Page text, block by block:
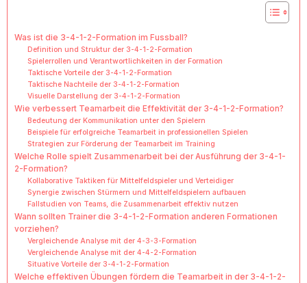
Was ist die 3-4-1-2-Formation im Fussball?
Definition und Struktur der 3-4-1-2-Formation
Spielerrollen und Verantwortlichkeiten in der Formation
Taktische Vorteile der 3-4-1-2-Formation
Taktische Nachteile der 3-4-1-2-Formation
Visuelle Darstellung der 3-4-1-2-Formation
Wie verbessert Teamarbeit die Effektivität der 3-4-1-2-Formation?
Bedeutung der Kommunikation unter den Spielern
Beispiele für erfolgreiche Teamarbeit in professionellen Spielen
Strategien zur Förderung der Teamarbeit im Training
Welche Rolle spielt Zusammenarbeit bei der Ausführung der 3-4-1-
2-Formation?
Kollaborative Taktiken für Mittelfeldspieler und Verteidiger
Synergie zwischen Stürmern und Mittelfeldspielern aufbauen
Fallstudien von Teams, die Zusammenarbeit effektiv nutzen
Wann sollten Trainer die 3-4-1-2-Formation anderen Formationen
vorziehen?
Vergleichende Analyse mit der 4-3-3-Formation
Vergleichende Analyse mit der 4-4-2-Formation
Situative Vorteile der 3-4-1-2-Formation
Welche effektiven Übungen fördern die Teamarbeit in der 3-4-1-2-